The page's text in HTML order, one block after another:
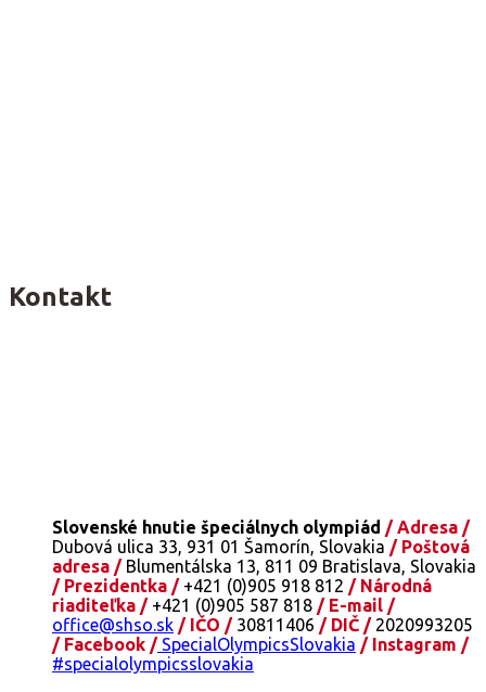
Kontakt
Slovenské hnutie špeciálnych olympiád / Adresa /
Dubová ulica 33, 931 01 Šamorín, Slovakia / Poštová
adresa /Blumentálska 13, 811 09 Bratislava, Slovakia
/ Prezidentka /+421 (0)905 918 812 / Národná
riaditeľka /+421 (0)905 587 818 / E-mail /
office@shso.sk / IČO /30811406 / DIČ /2020993205
/ Facebook /SpecialOlympicsSlovakia / Instagram /
#specialolympicsslovakia